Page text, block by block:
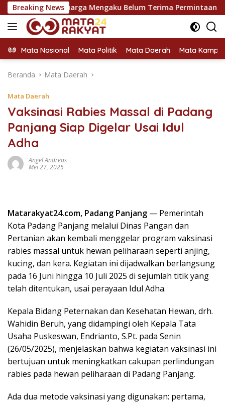
Langsung
ke
konten
Breaking News
Mengaku Belum Terima Permintaan Maaf
Mata Nasional Mata Politik Mata Daerah Mata
Beranda Mata Daerah
Mata Daerah
Vaksinasi Rabies Massal di Padang
Panjang Siap Digelar Usai Idul
Adha
Angel Andreas
Mei 27, 2025
Matarakyat24.com, Padang Panjang — Pemerintah
Kota Padang Panjang melalui Dinas Pangan dan
Pertanian akan kembali menggelar program vaksinasi
rabies massal untuk hewan peliharaan seperti anjing,
kucing, dan kera. Kegiatan ini dijadwalkan berlangsung
pada 16 Juni hingga 10 Juli 2025 di sejumlah titik yang
telah ditentukan, usai perayaan Idul Adha.
Kepala Bidang Peternakan dan Kesehatan Hewan, drh.
Wahidin Beruh, yang didampingi oleh Kepala Tata
Usaha Puskeswan, Endrianto, S.Pt. pada Senin
(26/05/2025), menjelaskan bahwa kegiatan vaksinasi ini
bertujuan untuk meningkatkan cakupan perlindungan
rabies pada hewan peliharaan di Padang Panjang.
Ada dua metode vaksinasi yang digunakan: pertama,